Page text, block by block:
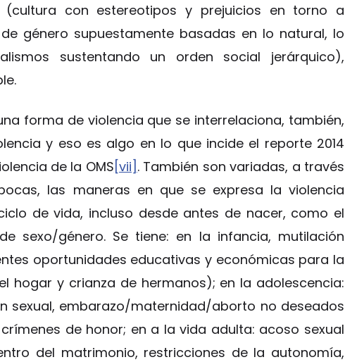
(cultura con estereotipos y prejuicios en torno a
género supuestamente basadas en lo natural, lo
sustentando un orden social jerárquico),
forma de violencia que se interrelaciona, también,
y eso es algo en lo que incide el reporte 2014
de la OMS [vii] . También son variadas, a través
las maneras en que se expresa la violencia
de vida, incluso desde antes de nacer, como el
sexo/género. Se tiene: en la infancia, mutilación
oportunidades educativas y económicas para la
hogar y crianza de hermanos); en la adolescencia:
sexual, embarazo/maternidad/aborto no deseados
de honor; en a la vida adulta: acoso sexual
del matrimonio, restricciones de la autonomía,